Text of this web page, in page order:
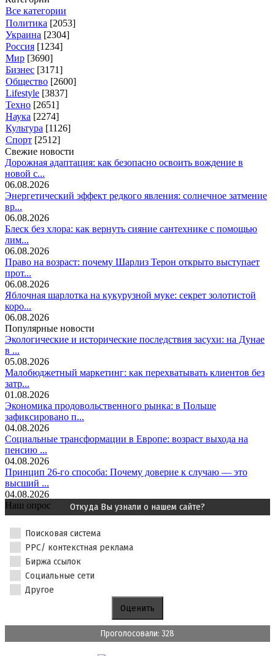
Все категории
Политика [2053]
Украина [2304]
Россия [1234]
Мир [3690]
Бизнес [3171]
Общество [2600]
Lifestyle [3837]
Техно [2651]
Наука [2274]
Культура [1126]
Спорт [2512]
Свежие новости
Дорожная адаптация: как безопасно освоить вождение в
новой с...
06.08.2026
Энергетический эффект редкого явления: солнечное затмение
вр...
06.08.2026
Блеск без хлора: как вернуть сияние сантехнике с помощью
лим...
06.08.2026
Право на возраст: почему Шарлиз Терон открыто выступает
прот...
06.08.2026
Яблочная шарлотка на кукурузной муке: секрет золотистой
коро...
06.08.2026
Популярные новости
Экологические и исторические последствия засухи: на Дунае
в ...
05.08.2026
Малобюджетный маркетинг: как перехватывать клиентов без
затр...
01.08.2026
Экономика продовольственного рынка: в Польше
зафиксировано п...
04.08.2026
Социальные трансформации в Европе: возраст выхода на
пенсию ...
04.08.2026
Принцип 26-го способа: Почему доверие к случаю — это
высший ...
04.08.2026
Наш опрос
Откуда Вы узнали о нашем сайте?
Поисковая система
PPC/ контекстная реклама
Биржа ссылок
Социальные сети
Другое
Проголосовали: 328